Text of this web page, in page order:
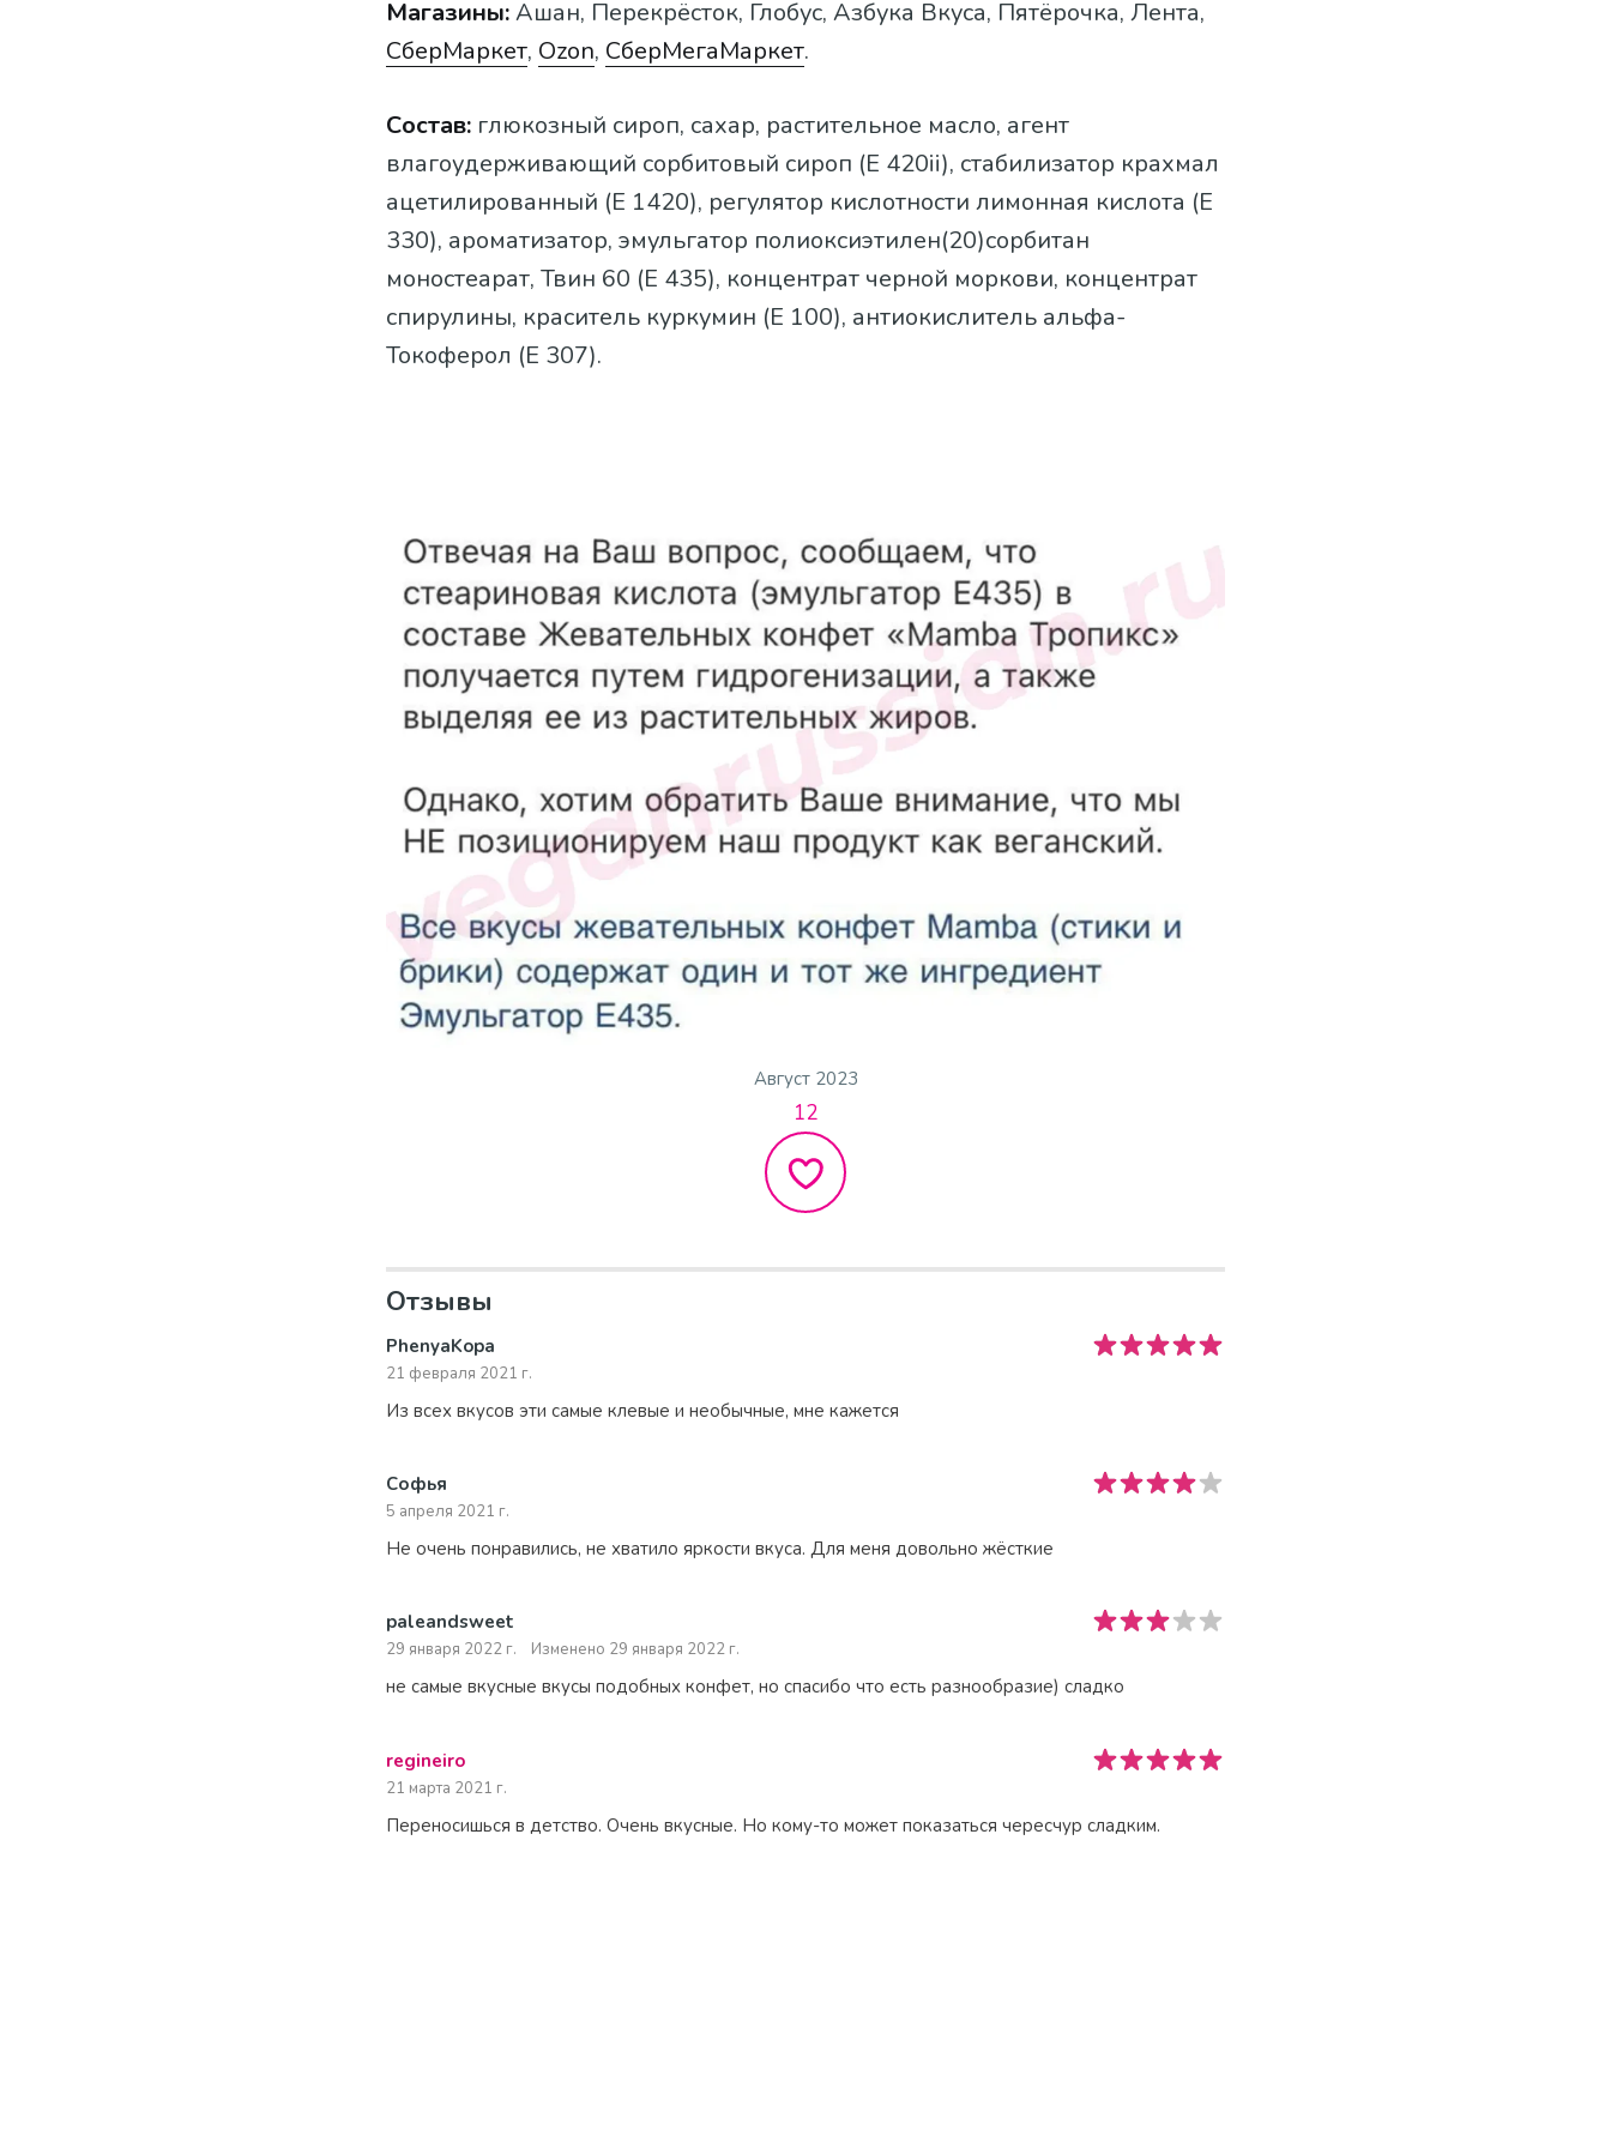
Магазины:Ашан, Перекрёсток, Глобус, Азбука Вкуса, Пятёрочка, Лента,
СберМаркет, Ozon, СберМегаМаркет.
Состав: глюкозный сироп, сахар, растительное масло, агент
влагоудерживающий сорбитовый сироп (Е 420ii), стабилизатор крахмал
ацетилированный (Е 1420), регулятор кислотности лимонная кислота (Е
330), ароматизатор, эмульгатор полиоксиэтилен(20)сорбитан
моностеарат, Твин 60 (E 435), концентрат черной моркови, концентрат
спирулины, краситель куркумин (E 100), антиокислитель альфа-
Токоферол (Е 307).
Август 2023
12
Отзывы
PhenyaKopa
21 февраля 2021 г.
Из всех вкусов эти самые клевые и необычные, мне кажется
Софья
5 апреля 2021 г.
Не очень понравились, не хватило яркости вкуса. Для меня довольно жёсткие
paleandsweet
29 января 2022 г. Изменено 29 января 2022 г.
не самые вкусные вкусы подобных конфет, но спасибо что есть разнообразие) сладко
regineiro
21 марта 2021 г.
Переносишься в детство. Очень вкусные. Но кому-то может показаться чересчур сладким.